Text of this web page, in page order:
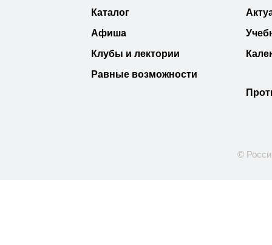
Каталог
Афиша
Клубы и лектории
Равные возможности
©